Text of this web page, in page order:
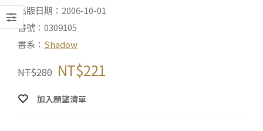
出版日期：2006-10-01
書號：0309105
書系： Shadow
NT$280 NT$221
加入願望清單